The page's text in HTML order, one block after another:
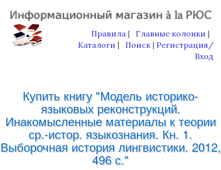
Правила Главные колонки
Каталоги Поиск
Регистрация/
Вход
Купить книгу "Модель историко-
языковых реконструкций.
Инакомысленные материалы к теории
ср.-истор. языкознания. Кн. 1.
Выборочная история лингвистики. 2012,
496 с."